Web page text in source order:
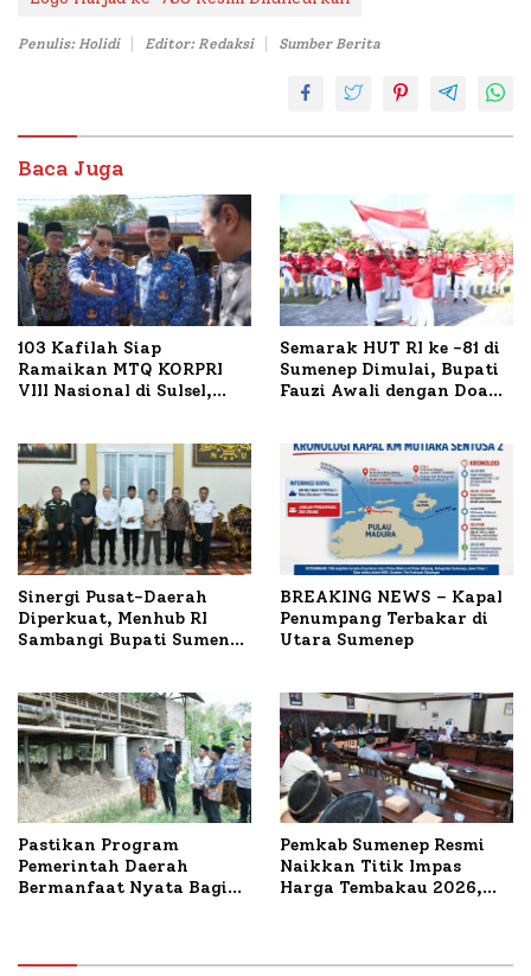
Penulis: Holidi Editor: Redaksi Sumber Berita
Baca Juga
103 Kafilah Siap
Ramaikan MTQ KORPRI
VIII Nasional di Sulsel,
Semarak HUT RI ke -81 di
Sumenep Dimulai, Bupati
Fauzi Awali dengan Doa
Sinergi Pusat-Daerah
Diperkuat, Menhub RI
Sambangi Bupati Sumenep
BREAKING NEWS – Kapal
Penumpang Terbakar di
Utara Sumenep
Pastikan Program
Pemerintah Daerah
Bermanfaat Nyata Bagi
Pemkab Sumenep Resmi
Naikkan Titik Impas
Harga Tembakau 2026,